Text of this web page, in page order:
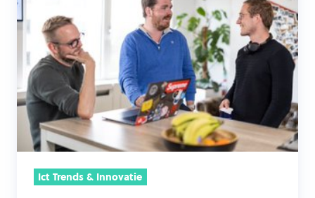
overheidsorganisaties
in
2023
Ict Trends & Innovatie